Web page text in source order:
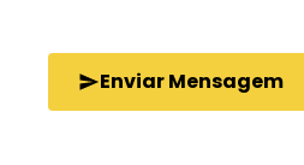
Enviar Mensagem